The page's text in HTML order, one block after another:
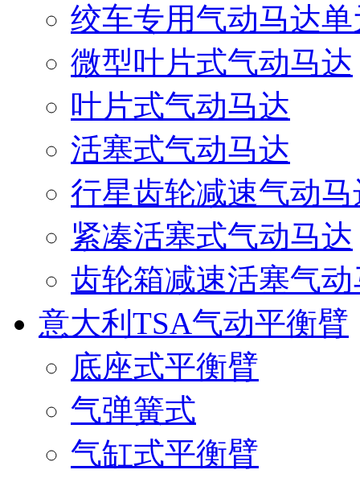
绞车专用气动马达单
微型叶片式气动马达
叶片式气动马达
活塞式气动马达
行星齿轮减速气动马
紧凑活塞式气动马达
齿轮箱减速活塞气
意大利TSA气动平衡臂
底座式平衡臂
气弹簧式
气缸式平衡臂